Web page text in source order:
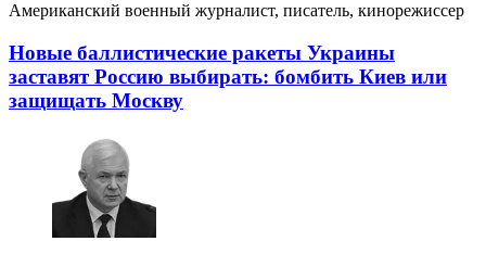
Американский военный журналист, писатель, кинорежиссер
Новые баллистические ракеты Украины
заставят Россию выбирать: бомбить Киев или
защищать Москву